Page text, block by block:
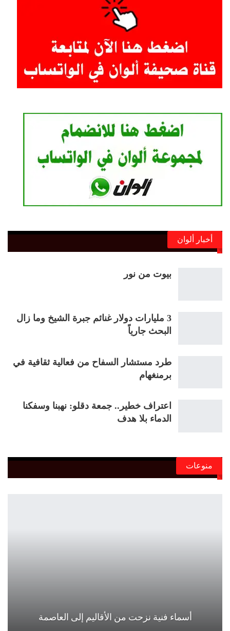
أخبار ألوان
بيوت من نور
3 مليارات دولار غنائم جبرة الشيخ وما زال
البحث جارياً
طرد مستشار السفاح من فعالية ثقافية في
برمنغهام
اعتراف خطير.. جمعة دقلو: نهبنا وسفكنا
الدماء بلا هدف
منوعات
أسماء فنية نزحت من الأقاليم إلى العاصمة